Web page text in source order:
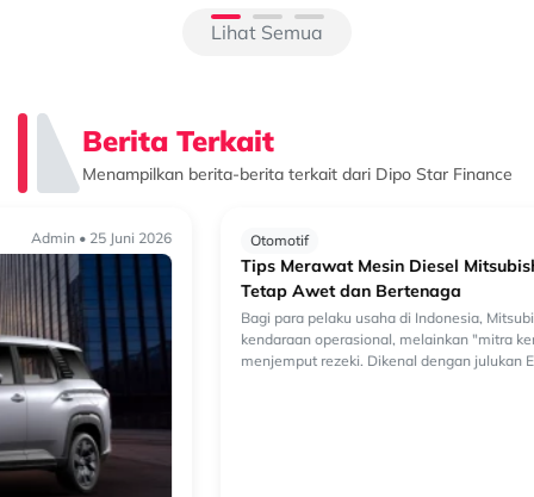
Lihat Semua
Berita Terkait
Menampilkan berita-berita terkait dari Dipo Star Finance
Otomotif